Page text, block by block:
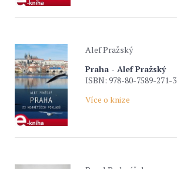
Alef Pražský
Praha - Alef Pražský
ISBN: 978-80-7589-271-3
Více o knize